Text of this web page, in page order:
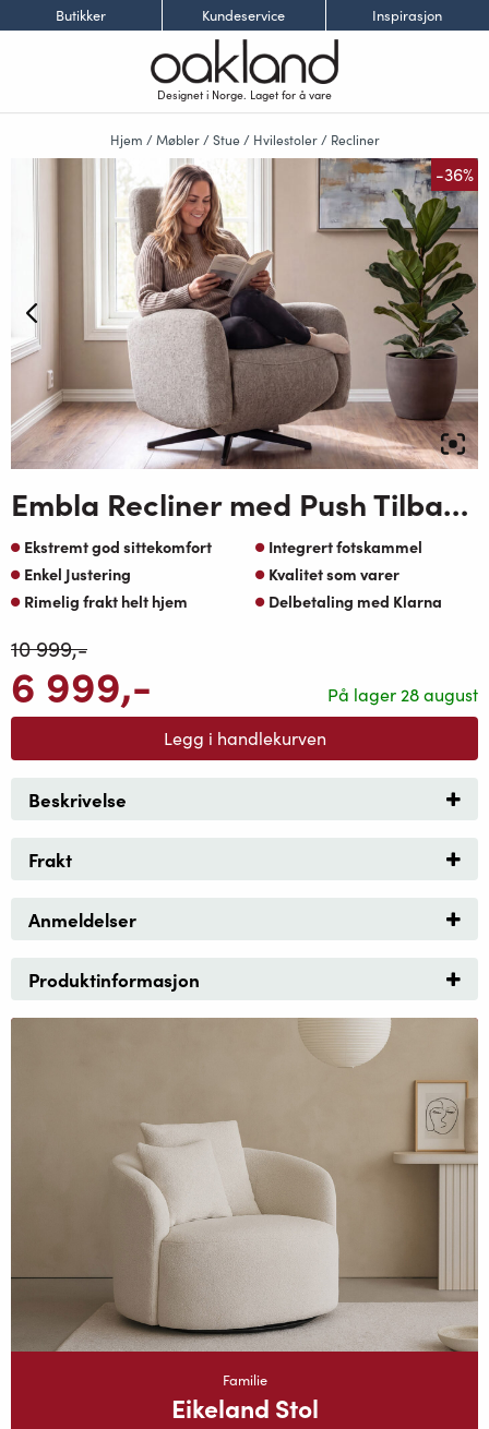
Butikker Kundeservice Inspirasjon
Designet i Norge. Laget for å vare
Hjem /Møbler/Stue/ Hvilestoler/ Recliner
-36%
Embla Recliner med Push Tilbake Brun
Ekstremt god sittekomfort
Integrert fotskammel
Enkel Justering
Kvalitet som varer
Rimelig frakt helt hjem
Delbetaling med Klarna
På lager 28 august
10 999,-
6 999,-
Legg i handlekurven
Beskrivelse
Frakt
Anmeldelser
Produktinformasjon
Familie
Eikeland Stol